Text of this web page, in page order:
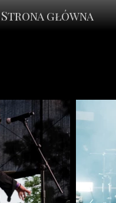
Strona główna